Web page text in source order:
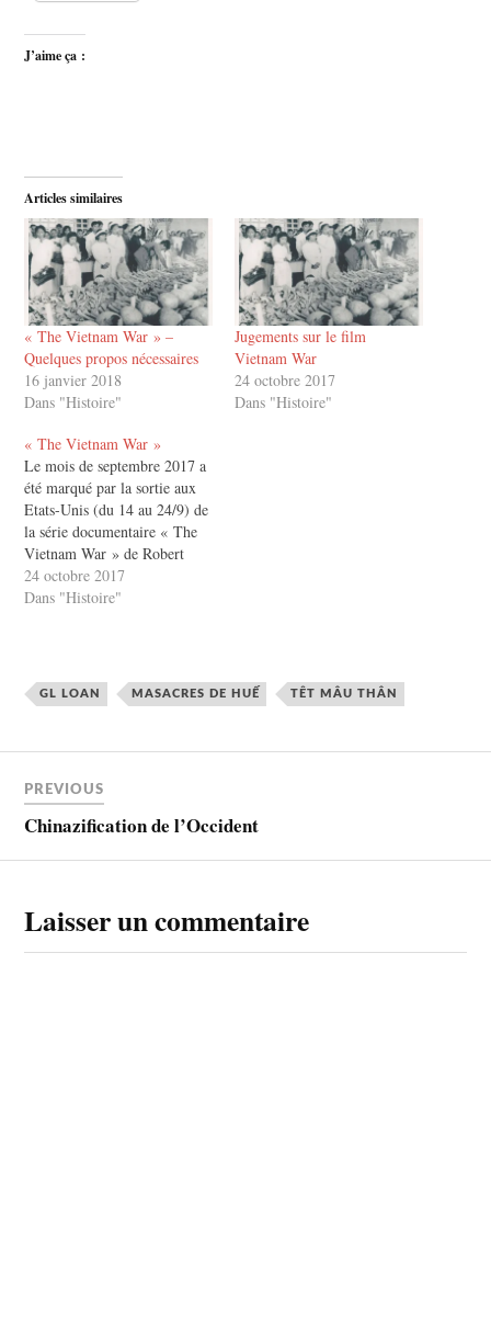
J’aime ça :
Articles similaires
« The Vietnam War » –
Quelques propos nécessaires
16 janvier 2018
Dans "Histoire"
Jugements sur le film
Vietnam War
24 octobre 2017
Dans "Histoire"
« The Vietnam War »
Le mois de septembre 2017 a
été marqué par la sortie aux
Etats-Unis (du 14 au 24/9) de
la série documentaire « The
Vietnam War » de Robert
Burns et Lynn Novick, saluée
par beaucoup comme une
quasiment définitive sur la
question.…
24 octobre 2017
Dans "Histoire"
GL LOAN MASACRES DE HUẾ TÊT MÂU THÂN
PREVIOUS
Chinazification de l’Occident
Laisser un commentaire